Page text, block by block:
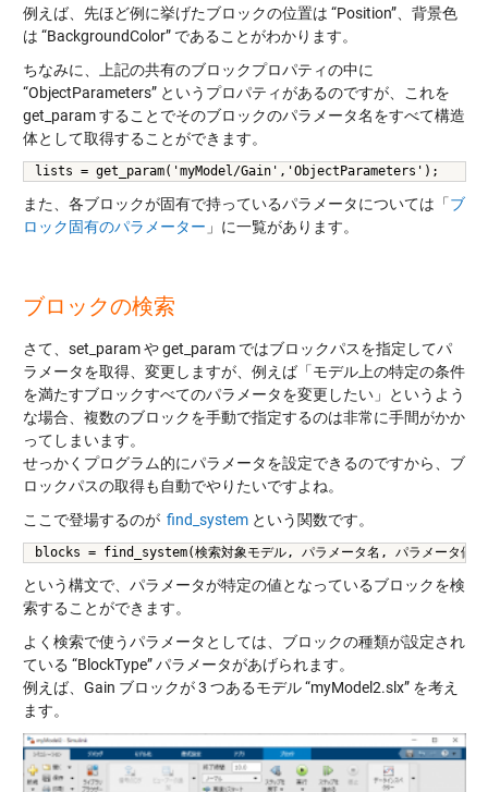
例えば、先ほど例に挙げたブロックの位置は “Position”、背景色
は “BackgroundColor” であることがわかります。
ちなみに、上記の共有のブロックプロパティの中に
“ObjectParameters” というプロパティがあるのですが、これを
get_param することでそのブロックのパラメータ名をすべて構造
体として取得することができます。
lists = get_param('myModel/Gain','ObjectParameters');
また、各ブロックが固有で持っているパラメータについては「ブ
ロック固有のパラメーター 」に一覧があります。
ブロックの検索
さて、set_param や get_param ではブロックパスを指定してパ
ラメータを取得、変更しますが、例えば「モデル上の特定の条件
を満たすブロックすべてのパラメータを変更したい」というよう
な場合、複数のブロックを手動で指定するのは非常に手間がかか
ってしまいます。
せっかくプログラム的にパラメータを設定できるのですから、ブ
ロックパスの取得も自動でやりたいですよね。
ここで登場するのが find_systemという関数です。
blocks = find_system(検索対象モデル, パラメータ名, パラメータ値);
という構文で、パラメータが特定の値となっているブロックを検
索することができます。
よく検索で使うパラメータとしては、ブロックの種類が設定され
ている “BlockType” パラメータがあげられます。
例えば、Gain ブロックが 3 つあるモデル “myModel2.slx” を考え
ます。